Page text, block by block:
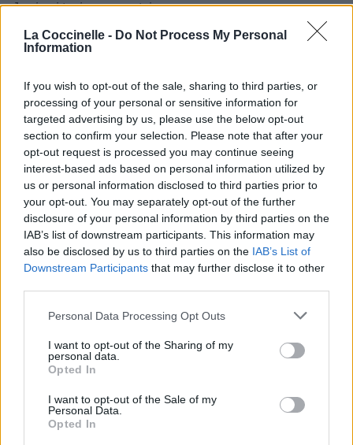
La Coccinelle - Do Not Process My Personal
Information
If you wish to opt-out of the sale, sharing to third parties, or
processing of your personal or sensitive information for
targeted advertising by us, please use the below opt-out
section to confirm your selection. Please note that after your
opt-out request is processed you may continue seeing
interest-based ads based on personal information utilized by
us or personal information disclosed to third parties prior to
your opt-out. You may separately opt-out of the further
disclosure of your personal information by third parties on the
IAB’s list of downstream participants. This information may
also be disclosed by us to third parties on the IAB’s List of
Downstream Participants that may further disclose it to other
Personal Data Processing Opt Outs
I want to opt-out of the Sharing of my
personal data.
Opted In
I want to opt-out of the Sale of my
Personal Data.
Opted In
Je vivrai toujours pour toi
Tout mon amour
You're not far away from me (x4)
Tu n'es pas si loin de moi